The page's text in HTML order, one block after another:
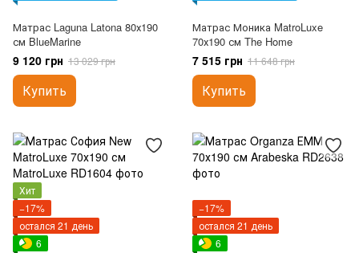
Матрас Laguna Latona 80х190
см BlueMarine
9 120 грн 13 029 грн
Купить
Матрас Моника MatroLuxe
70х190 см The Home
7 515 грн 11 648 грн
Купить
Хит
−17%
остался 21 день
6
−17%
остался 21 день
6